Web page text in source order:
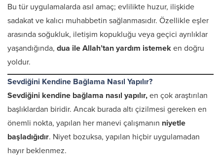
Bu tür uygulamalarda asıl amaç; evlilikte huzur, ilişkide
sadakat ve kalıcı muhabbetin sağlanmasıdır. Özellikle eşler
arasında soğukluk, iletişim kopukluğu veya geçici ayrılıklar
yaşandığında, dua ile Allah’tan yardım istemek en doğru
yoldur.
Sevdiğini Kendine Bağlama Nasıl Yapılır?
Sevdiğini kendine bağlama nasıl yapılır, en çok araştırılan
başlıklardan biridir. Ancak burada altı çizilmesi gereken en
önemli nokta, yapılan her manevi çalışmanın niyetle
başladığıdır. Niyet bozuksa, yapılan hiçbir uygulamadan
hayır beklenmez.